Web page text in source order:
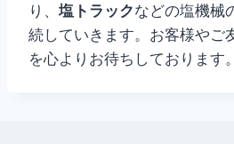
り、 塩トラックなどの塩機械
続していきます。お客様やご
を心よりお待ちしております。